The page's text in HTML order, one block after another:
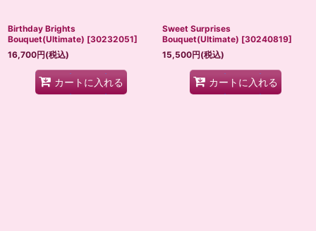
Birthday Brights
Bouquet(Ultimate) [30232051]
16,700円(税込)
カートに入れる
Sweet Surprises
Bouquet(Ultimate) [30240819]
15,500円(税込)
カートに入れる